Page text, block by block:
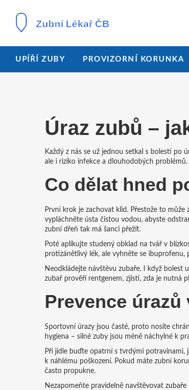
UPÍŘÍ ZUBY PROVIZORNÍ KORUNKA
Úraz zubů –
Každý z nás se už jednou setkal s bolestí
ale i riziko infekce a dlouhodobých
Co dělat hned
První krok je zachovat klid. Přestože to
vypláchněte ústa čistou vodou, abyste
zubní dřeň tak má šanci přežít.
Poté aplikujte studený obklad na tvář v
protizánětlivý lék, ale vyhněte se ibuprofenu,
Neodkládejte návštěvu zubaře. I když bolest
zubař prověří rentgenem, zjistí, zda je nutná
Prevence
Sportovní úrazy jsou časté, proto nosíte
hygiena – silné zuby jsou méně náchylné k
Při jídle buďte opatrní s tvrdými
k náhlému poškození. Pokud máte zubní
často propukne.
Nezapomeňte pravidelně navštěvovat